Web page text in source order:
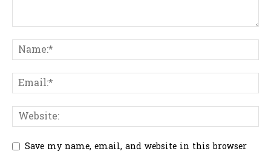
Save my name, email, and website in this browser